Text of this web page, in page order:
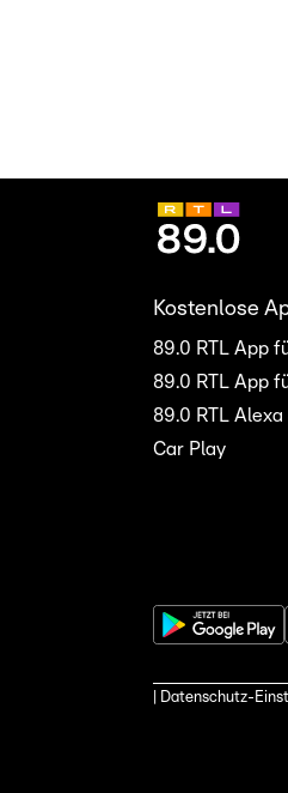
Kostenlose
89.0 RTL App
89.0 RTL App
89.0 RTL Alexa
Car Play
| Datenschutz-